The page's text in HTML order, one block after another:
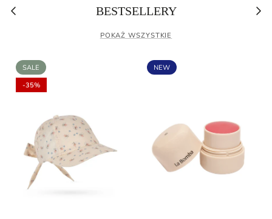
Poprzedni BESTSELLERY
POKAŻ WSZYSTKIE
SALE
-35%
NEW